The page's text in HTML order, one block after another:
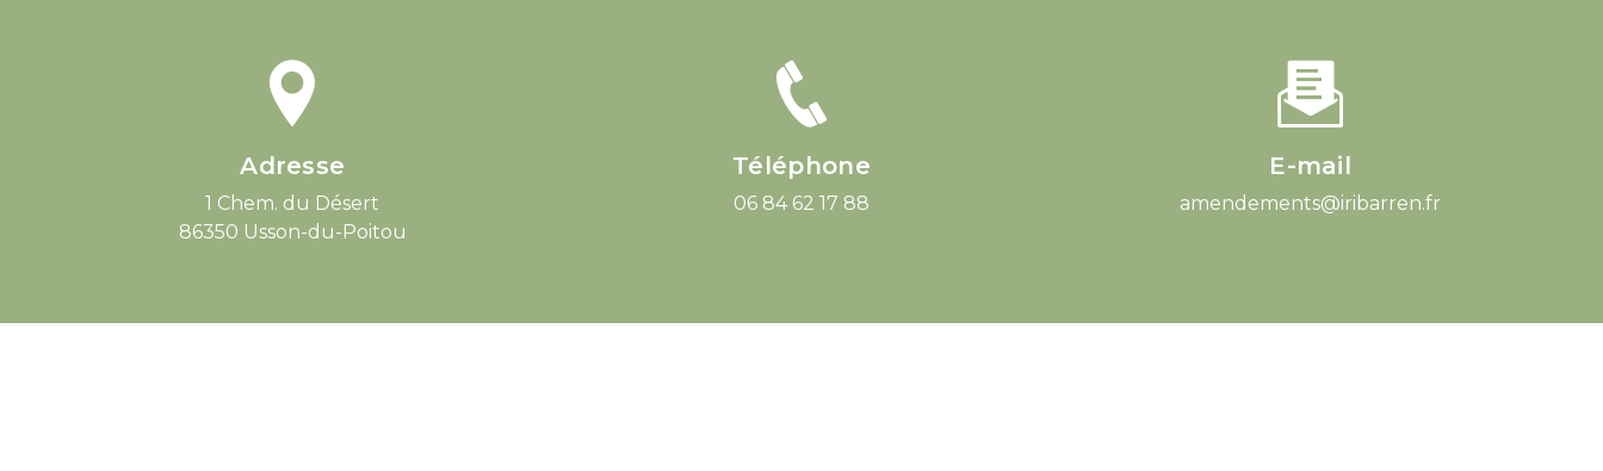
Adresse
1 Chem. du Désert
86350 Usson-du-Poitou
Téléphone
06 84 62 17 88
E-mail
amendements@iribarren.fr